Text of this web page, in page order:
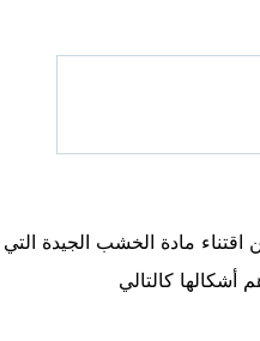
مادة الخشب الجيدة
كالتالي